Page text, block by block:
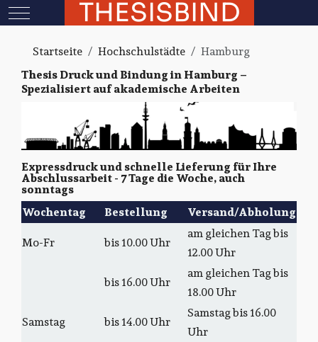
Mobile Menu ToggleTHESISBIND
Startseite Hochschulstädte
Hamburg
Thesis Druck und Bindung in Hamburg –
Spezialisiert auf akademische Arbeiten
Expressdruck und schnelle Lieferung für Ihre
Abschlussarbeit - 7 Tage die Woche, auch
sonntags
Wochentag
Bestellung
Versand/Abholung
Mo-Fr
bis 10.00 Uhr
am gleichen Tag bis
12.00 Uhr
bis 16.00 Uhr
am gleichen Tag bis
18.00 Uhr
Samstag
bis 14.00 Uhr
Samstag bis 16.00
Uhr